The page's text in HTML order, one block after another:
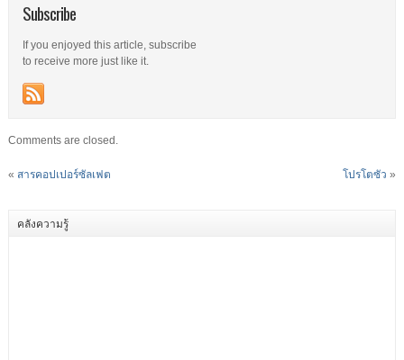
Subscribe
If you enjoyed this article, subscribe
to receive more just like it.
Comments are closed.
« สารคอปเปอร์ซัลเฟต โปรโตซัว »
คลังความรู้